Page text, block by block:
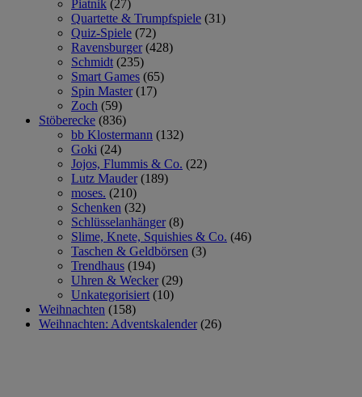
Piatnik (27)
Quartette & Trumpfspiele (31)
Quiz-Spiele (72)
Ravensburger (428)
Schmidt (235)
Smart Games (65)
Spin Master (17)
Zoch (59)
Stöberecke (836)
bb Klostermann (132)
Goki (24)
Jojos, Flummis & Co. (22)
Lutz Mauder (189)
moses. (210)
Schenken (32)
Schlüsselanhänger (8)
Slime, Knete, Squishies & Co. (46)
Taschen & Geldbörsen (3)
Trendhaus (194)
Uhren & Wecker (29)
Unkategorisiert (10)
Weihnachten (158)
Weihnachten: Adventskalender (26)